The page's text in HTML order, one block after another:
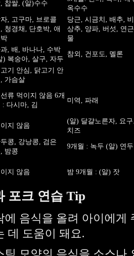
찹쌀, (알)수수
옥수수
, 고구마, 브로콜
청경채, 단호박, 애
당근, 시금치, 배추,
상추, 양파, 버섯, 연
물
, 배, 바나나, 수박
) 복숭아, 살구, 자두
참외, 건포도, 멜론
기 안심, 닭고기 안
가슴살
류 먹이지 않음 6개
: 다시마, 김
미역, 파래
지 않음
(알) 달걀노른자, 요
치즈
콩, 강낭콩, 검은
밤콩
9개월 : 녹두 (알) 연
지 않음 밤 9개월 : (알) 잣
포크 연습 Tip
에 음식을 올려 아이에게
데 도움이 돼요.